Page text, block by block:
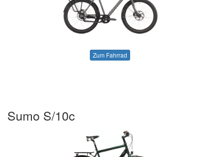
Zum Fahrrad
Sumo S/10c